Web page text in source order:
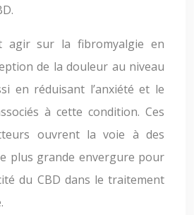
agir sur la fibromyalgie en
de la douleur au niveau
en réduisant l’anxiété et le
à cette condition. Ces
ouvrent la voie à des
plus grande envergure pour
du CBD dans le traitement